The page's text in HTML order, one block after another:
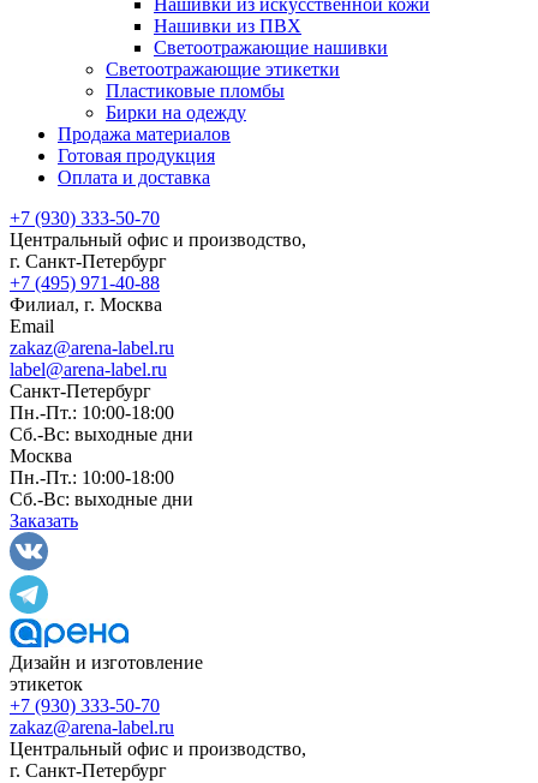
Нашивки из искусственной кожи
Нашивки из ПВХ
Светоотражающие нашивки
Светоотражающие этикетки
Пластиковые пломбы
Бирки на одежду
Продажа материалов
Готовая продукция
Оплата и доставка
+7 (930) 333-50-70
Центральный офис и производство,
г. Санкт-Петербург
+7 (495) 971-40-88
Филиал, г. Москва
Email
zakaz@arena-label.ru
label@arena-label.ru
Санкт-Петербург
Пн.-Пт.: 10:00-18:00
Сб.-Вс: выходные дни
Москва
Пн.-Пт.: 10:00-18:00
Сб.-Вс: выходные дни
Заказать
Дизайн и изготовление
этикеток
+7 (930) 333-50-70
zakaz@arena-label.ru
Центральный офис и производство,
г. Санкт-Петербург